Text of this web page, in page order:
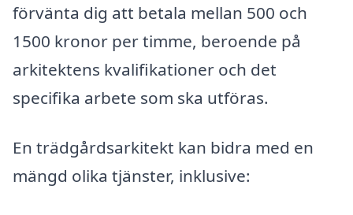
förvänta dig att betala mellan 500 och
1500 kronor per timme, beroende på
arkitektens kvalifikationer och det
specifika arbete som ska utföras.
En trädgårdsarkitekt kan bidra med en
mängd olika tjänster, inklusive: